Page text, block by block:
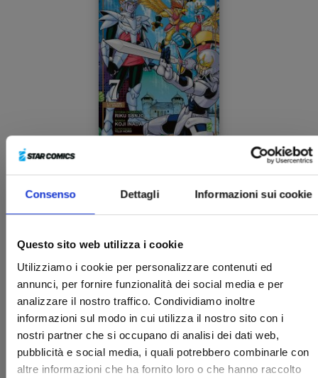
Consenso Dettagli Informazioni sui cookie
Questo sito web utilizza i cookie
Utilizziamo i cookie per personalizzare contenuti ed
annunci, per fornire funzionalità dei social media e per
analizzare il nostro traffico. Condividiamo inoltre
informazioni sul modo in cui utilizza il nostro sito con i
nostri partner che si occupano di analisi dei dati web,
pubblicità e social media, i quali potrebbero combinarle con
altre informazioni che ha fornito loro o che hanno raccolto
DRAGON QUEST - THE ADVENTURE OF DAI n. 7
€ 9,00